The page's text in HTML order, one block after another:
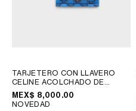
TARJETERO CON LLAVERO
CELINE ACOLCHADO DE
NAILON Y PIEL DE BECERRO
ULTRAZUL / NEGRO
MEX$ 8,000.00
NOVEDAD